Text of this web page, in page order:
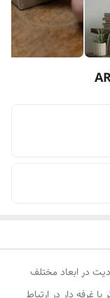
در ابعاد مختلف
غرفه دار در ارتباط